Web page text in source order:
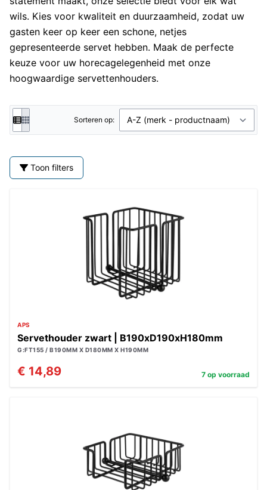
wils. Kies voor kwaliteit en duurzaamheid, zodat uw
gasten keer op keer een schone, netjes
gepresenteerde servet hebben. Maak de perfecte
keuze voor uw horecagelegenheid met onze
hoogwaardige servettenhouders.
Sorteren op:
Toon filters
APS
Servethouder zwart | B190xD190xH180mm
G:FT155 / B190MM X D180MM X H190MM
€ 14,89 7 op voorraad